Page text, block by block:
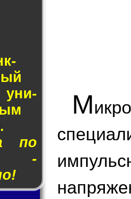
уни­
по
-
М